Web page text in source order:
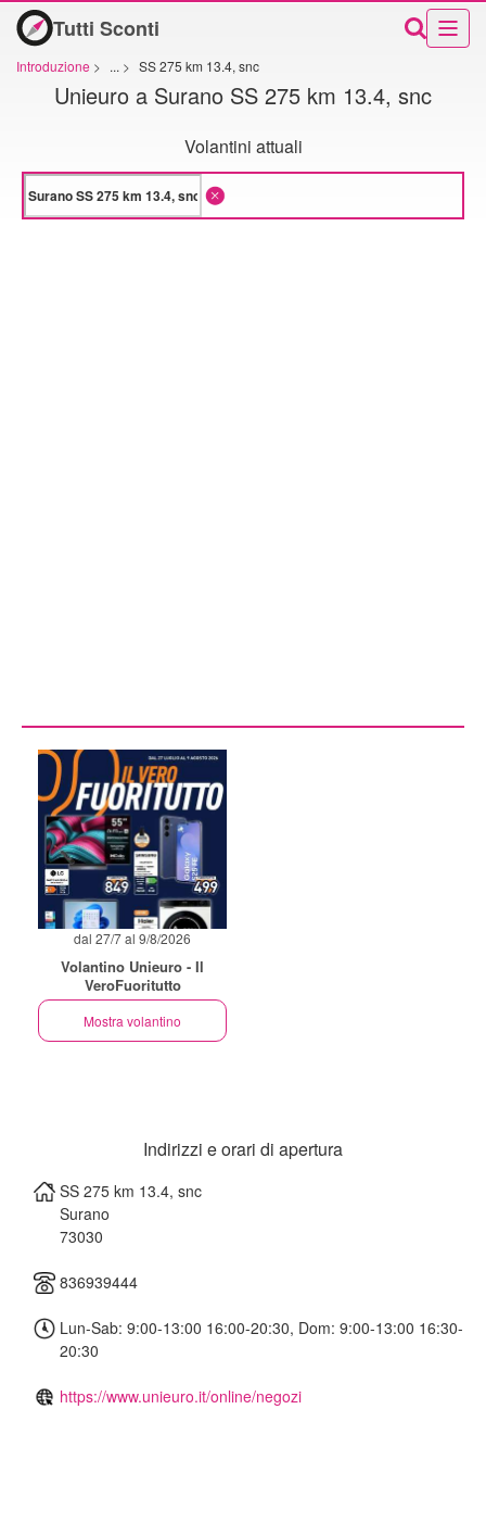
Tutti Sconti
Introduzione > ... > SS 275 km 13.4, snc
Unieuro a Surano SS 275 km 13.4, snc
Volantini attuali
dal 27/7 al 9/8/2026
Volantino Unieuro - Il
VeroFuoritutto
Mostra volantino
Indirizzi e orari di apertura
SS 275 km 13.4, snc
Surano
73030
836939444
Lun-Sab: 9:00-13:00 16:00-20:30, Dom: 9:00-13:00 16:30-
20:30
https://www.unieuro.it/online/negozi